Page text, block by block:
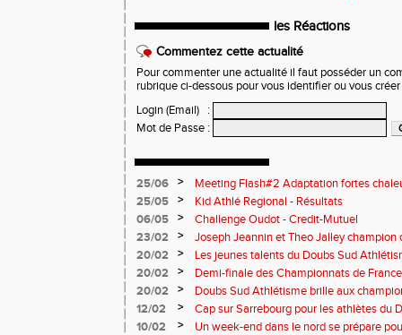
les Réactions
Commentez cette actualité
Pour commenter une actualité il faut posséder un
rubrique ci-dessous pour vous identifier ou vous
Login (Email)
:
Mot de Passe :
25/06 >
Meeting Flash#2 Adaptation fortes
25/05
>
Kid Athlé Regional - Résultats
06/05
>
Challenge Oudot - Credit-Mutuel
23/02
>
Joseph Jeannin et Theo Jalley champion
DSA en grande forme pour le Jour-J
20/02 >
Les jeunes talents du Doubs Sud
championnats de France
20/02 >
Demi-finale des Championnats de
Sud Athlétisme à Sarrebourg
20/02 >
Doubs Sud Athlétisme brille aux
Nationaux et masters en salle
12/02 >
Cap sur Sarrebourg pour les athlètes du
10/02
>
Un week-end dans le nord se prépare